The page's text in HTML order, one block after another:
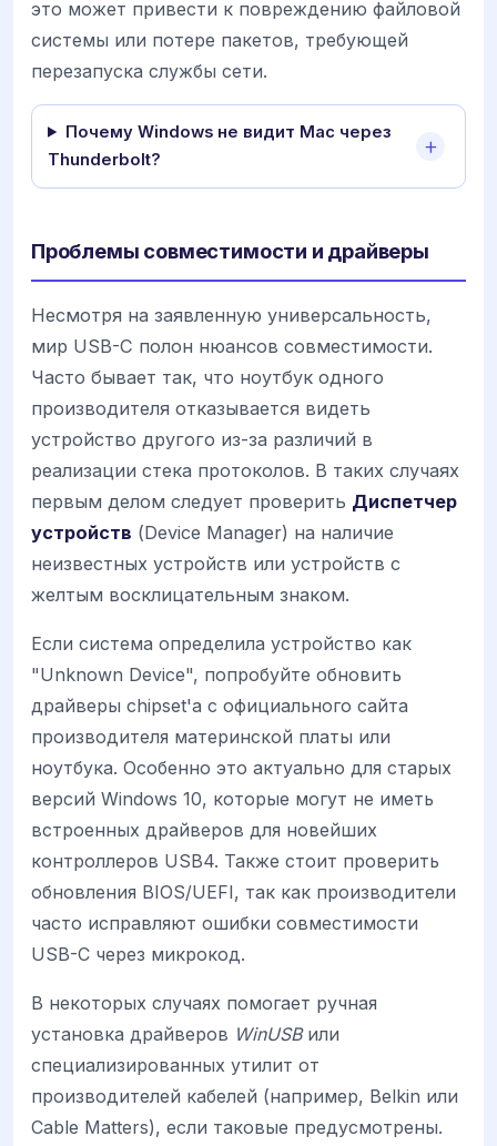
это может привести к повреждению файловой
системы или потере пакетов, требующей
перезапуска службы сети.
Почему Windows не видит Mac через
Thunderbolt?
Проблемы совместимости и драйверы
Несмотря на заявленную универсальность,
мир USB-C полон нюансов совместимости.
Часто бывает так, что ноутбук одного
производителя отказывается видеть
устройство другого из-за различий в
реализации стека протоколов. В таких случаях
первым делом следует проверить Диспетчер
устройств (Device Manager) на наличие
неизвестных устройств или устройств с
желтым восклицательным знаком.
Если система определила устройство как
"Unknown Device", попробуйте обновить
драйверы chipset'а с официального сайта
производителя материнской платы или
ноутбука. Особенно это актуально для старых
версий Windows 10, которые могут не иметь
встроенных драйверов для новейших
контроллеров USB4. Также стоит проверить
обновления BIOS/UEFI, так как производители
часто исправляют ошибки совместимости
USB-C через микрокод.
В некоторых случаях помогает ручная
установка драйверов WinUSBили
специализированных утилит от
производителей кабелей (например, Belkin или
Cable Matters), если таковые предусмотрены.